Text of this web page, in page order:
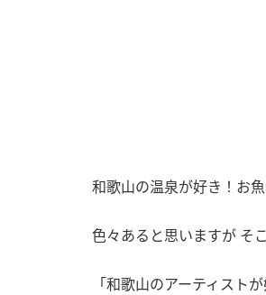
和歌山の温泉が好き！お
色々あると思いますが そ
「和歌山のアーティスト